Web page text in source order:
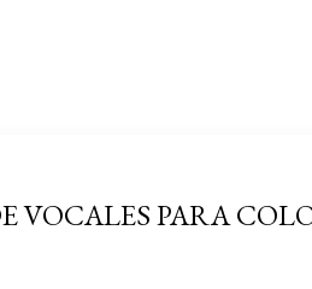
VOCALES PARA